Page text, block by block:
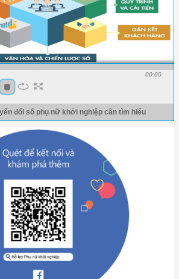
00:00
đổi số phụ nữ khởi nghiệp cần tìm hiểu